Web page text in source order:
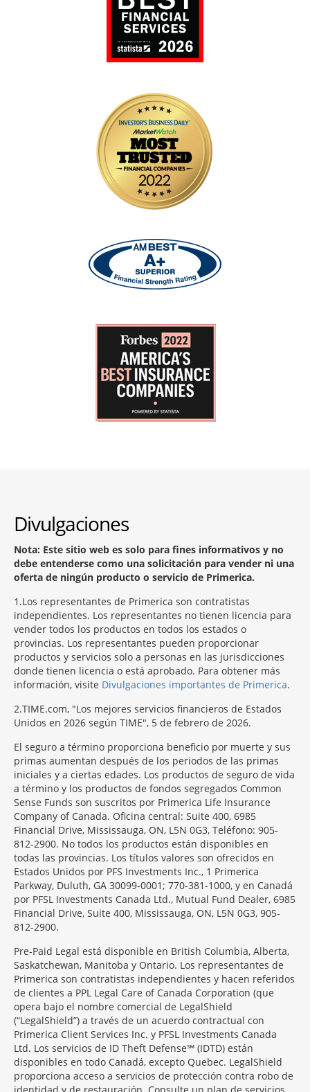
Divulgaciones
Nota: Este sitio web es solo para fines informativos y no
debe entenderse como una solicitación para vender ni una
oferta de ningún producto o servicio de Primerica.
1 Los representantes de Primerica son contratistas
independientes. Los representantes no tienen licencia para
vender todos los productos en todos los estados o
provincias. Los representantes pueden proporcionar
productos y servicios solo a personas en las jurisdicciones
donde tienen licencia o está aprobado. Para obtener más
información, visite Divulgaciones importantes de Primerica.
2 TIME.com, "Los mejores servicios financieros de Estados
Unidos en 2026 según TIME", 5 de febrero de 2026.
El seguro a término proporciona beneficio por muerte y sus
primas aumentan después de los periodos de las primas
iniciales y a ciertas edades. Los productos de seguro de vida
a término y los productos de fondos segregados Common
Sense Funds son suscritos por Primerica Life Insurance
Company of Canada. Oficina central: Suite 400, 6985
Financial Drive, Mississauga, ON, L5N 0G3, Teléfono: 905-
812-2900. No todos los productos están disponibles en
todas las provincias. Los títulos valores son ofrecidos en
Estados Unidos por PFS Investments Inc., 1 Primerica
Parkway, Duluth, GA 30099-0001; 770-381-1000, y en Canadá
por PFSL Investments Canada Ltd., Mutual Fund Dealer, 6985
Financial Drive, Suite 400, Mississauga, ON, L5N 0G3, 905-
812-2900.
Pre-Paid Legal está disponible en British Columbia, Alberta,
Saskatchewan, Manitoba y Ontario. Los representantes de
Primerica son contratistas independientes y hacen referidos
de clientes a PPL Legal Care of Canada Corporation (que
opera bajo el nombre comercial de LegalShield
(“LegalShield”) a través de un acuerdo contractual con
Primerica Client Services Inc. y PFSL Investments Canada
Ltd. Los servicios de ID Theft Defense℠ (IDTD) están
disponibles en todo Canadá, excepto Quebec. LegalShield
proporciona acceso a servicios de protección contra robo de